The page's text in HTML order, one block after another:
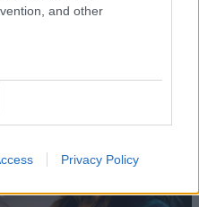
and other
Privacy Policy